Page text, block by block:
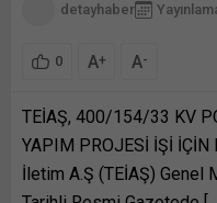
detayhaber
0 A+ A-
TEİAŞ, 400/154/33 KV
YAPIM PROJESİ İŞİ İÇİN
İletim A.Ş (TEİAŞ) Genel